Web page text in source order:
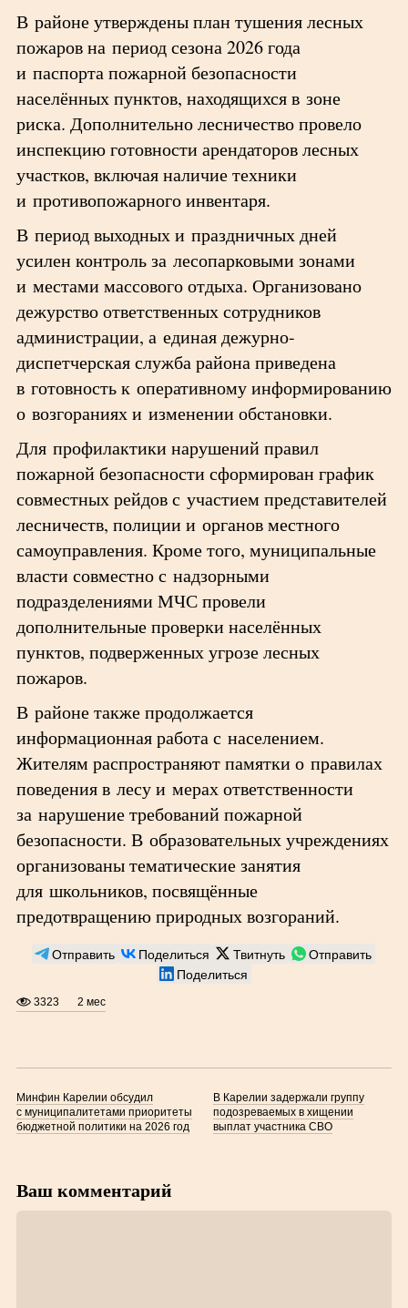
В районе утверждены план тушения лесных
пожаров на период сезона 2026 года
и паспорта пожарной безопасности
населённых пунктов, находящихся в зоне
риска. Дополнительно лесничество провело
инспекцию готовности арендаторов лесных
участков, включая наличие техники
и противопожарного инвентаря.
В период выходных и праздничных дней
усилен контроль за лесопарковыми зонами
и местами массового отдыха. Организовано
дежурство ответственных сотрудников
администрации, а единая дежурно-
диспетчерская служба района приведена
в готовность к оперативному информированию
о возгораниях и изменении обстановки.
Для профилактики нарушений правил
пожарной безопасности сформирован график
совместных рейдов с участием представителей
лесничеств, полиции и органов местного
самоуправления. Кроме того, муниципальные
власти совместно с надзорными
подразделениями МЧС провели
дополнительные проверки населённых
пунктов, подверженных угрозе лесных
пожаров.
В районе также продолжается
информационная работа с населением.
Жителям распространяют памятки о правилах
поведения в лесу и мерах ответственности
за нарушение требований пожарной
безопасности. В образовательных учреждениях
организованы тематические занятия
для школьников, посвящённые
предотвращению природных возгораний.
Отправить Поделиться Твитнуть
Отправить
Поделиться
3323 2 мес
Минфин Карелии обсудил
с муниципалитетами приоритеты
бюджетной политики на 2026 год
В Карелии задержали группу
подозреваемых в хищении
выплат участника СВО
Ваш комментарий